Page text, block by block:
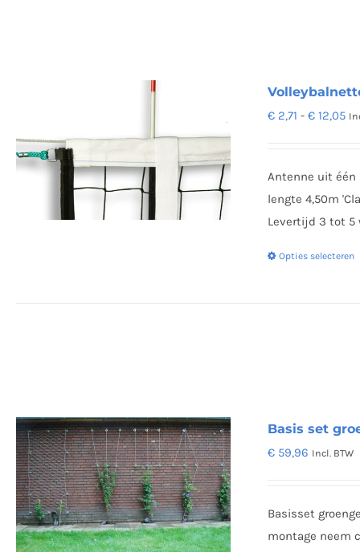
€ 2,71 - € 12,05
€
Antenne uit
lengte 4,50m
Levertijd 3 tot 5
Opties selecteren
Basis set
€ 59,96 Incl. BTW
Basisset
montage neem